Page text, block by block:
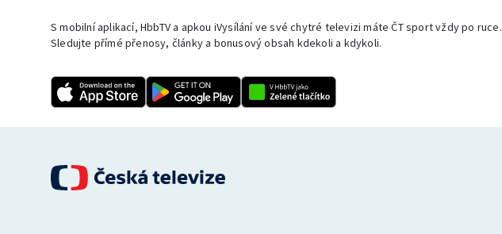
S mobilní aplikací, HbbTV a apkou iVysílání ve své chytré televizi máte ČT sport vždy po ruce.
Sledujte přímé přenosy, články a bonusový obsah kdekoli a kdykoli.